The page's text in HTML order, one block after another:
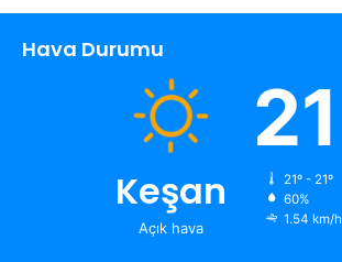
Hava Durumu
Keşan
Açık hava
21
21º - 21º
60%
1.54 km/h